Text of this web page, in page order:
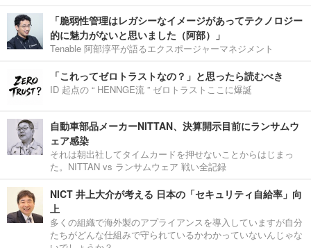
「脆弱性管理はレガシーなイメージがあってテクノロジー
的に魅力がないと思いました（阿部）」
Tenable 阿部淳平が語るエクスポージャーマネジメント
「これってゼロトラストなの？」と思ったら読むべき
ID 起点の “ HENNGE流 ” ゼロトラストここに爆誕
自動車部品メーカーNITTAN、決算開示目前にランサムウ
ェア感染
それは朝出社してタイムカードを押せないことからはじまっ
た。NITTAN vs ランサムウェア 戦い全記録
NICT 井上大介が考える 日本の「セキュリティ自給率」向
上
多くの組織で海外製のアプライアンスを導入していますが自分
たちがどんな仕組みで守られているかわかっていないんじゃな